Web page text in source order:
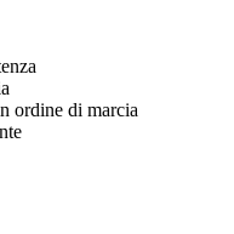
ordine di marcia